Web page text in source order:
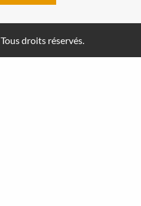
Tous droits réservés.